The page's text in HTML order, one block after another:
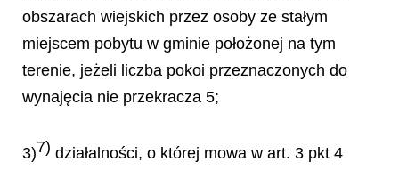
obszarach wiejskich przez osoby ze stałym
miejscem pobytu w gminie położonej na tym
terenie, jeżeli liczba pokoi przeznaczonych do
wynajęcia nie przekracza 5;
3)7) działalności, o której mowa w art. 3 pkt 4